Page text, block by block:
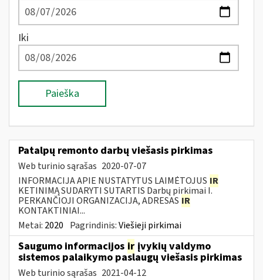
Iki
Paieška
Patalpų remonto darbų viešasis pirkimas
Web turinio sąrašas 2020-07-07
INFORMACIJA APIE NUSTATYTUS LAIMĖTOJUS IR
KETINIMĄ SUDARYTI SUTARTIS Darbų pirkimai I.
PERKANČIOJI ORGANIZACIJA, ADRESAS IR
KONTAKTINIAI...
Metai: 2020 Pagrindinis:Viešieji pirkimai
Saugumo informacijos ir įvykių valdymo
sistemos palaikymo paslaugų viešasis pirkimas
Web turinio sąrašas 2021-04-12